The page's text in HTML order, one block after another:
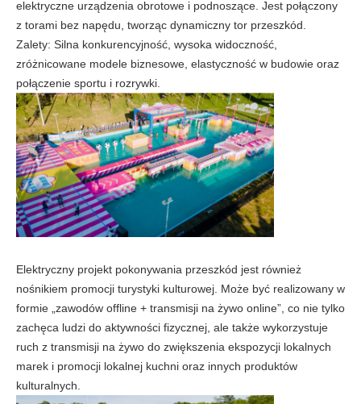
elektryczne urządzenia obrotowe i podnoszące. Jest połączony
z torami bez napędu, tworząc dynamiczny tor przeszkód.
Zalety: Silna konkurencyjność, wysoka widoczność,
zróżnicowane modele biznesowe, elastyczność w budowie oraz
połączenie sportu i rozrywki.
Elektryczny projekt pokonywania przeszkód jest również
nośnikiem promocji turystyki kulturowej. Może być realizowany w
formie „zawodów offline + transmisji na żywo online”, co nie tylko
zachęca ludzi do aktywności fizycznej, ale także wykorzystuje
ruch z transmisji na żywo do zwiększenia ekspozycji lokalnych
marek i promocji lokalnej kuchni oraz innych produktów
kulturalnych.